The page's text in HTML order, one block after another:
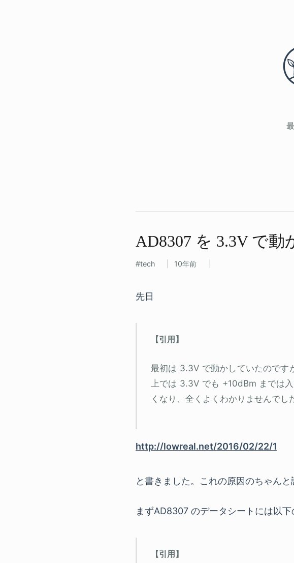
AD8307 を​ 3.3V で​
tech 10年前
先日
最初は 3.3V で動かしていたのです
上では 3.3V でも +10dBm までは
くなり、全くよくわかりませんでし
http://lowreal.net/2016/02/22/1
と書きました。これの原因のちゃんと
まずAD8307 のデータシートには以下